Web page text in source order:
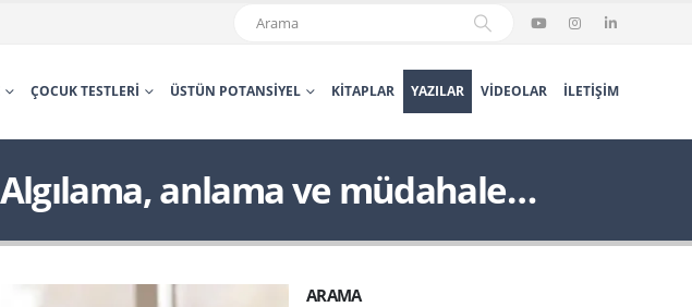
ÇOCUK TESTLERI ÜSTÜN POTANSIYEL KITAPLAR YAZILAR VIDEOLAR İLETIŞIM
anlama ve müdahale…
ARAMA